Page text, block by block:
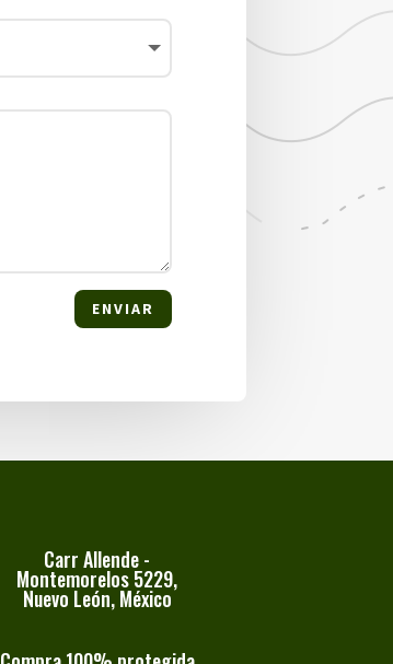
ENVIAR
Carr Allende -
Montemorelos 5229,
Nuevo León, México